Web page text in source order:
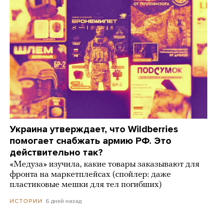
Украина утверждает, что Wildberries
помогает снабжать армию РФ. Это
действительно так?
«Медуза» изучила, какие товары заказывают для
фронта на маркетплейсах (спойлер: даже
пластиковые мешки для тел погибших)
ИСТОРИИ 6 дней назад